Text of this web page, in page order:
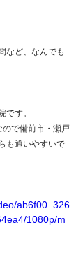
など、なんでも
です。
で備前市・瀬戸
も通いやすいで
ab6f00_326
1080p/m